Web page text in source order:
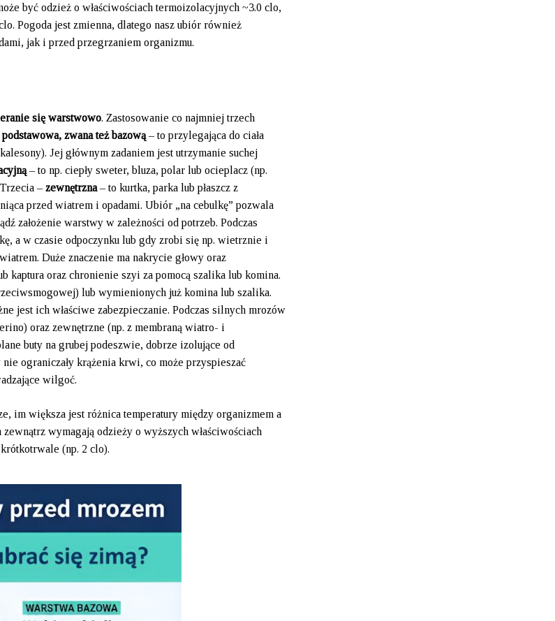
być odzież o właściwościach termoizolacyjnych ~3.0 clo,
Pogoda jest zmienna, dlatego nasz ubiór również
jak i przed przegrzaniem organizmu.
się warstwowo. Zastosowanie co najmniej trzech
podstawowa, zwana też bazową – to przylegająca do ciała
Jej głównym zadaniem jest utrzymanie suchej
– to np. ciepły sweter, bluza, polar lub ocieplacz (np.
– zewnętrzna – to kurtka, parka lub płaszcz z
przed wiatrem i opadami. Ubiór „na cebulkę” pozwala
założenie warstwy w zależności od potrzeb. Podczas
a w czasie odpoczynku lub gdy zrobi się np. wietrznie i
Duże znaczenie ma nakrycie głowy oraz
kaptura oraz chronienie szyi za pomocą szalika lub komina.
lub wymienionych już komina lub szalika.
jest ich właściwe zabezpieczanie. Podczas silnych mrozów
oraz zewnętrzne (np. z membraną wiatro- i
buty na grubej podeszwie, dobrze izolujące od
nie ograniczały krążenia krwi, co może przyspieszać
wilgoć.
im większa jest różnica temperatury między organizmem a
wymagają odzieży o wyższych właściwościach
(np. 2 clo).